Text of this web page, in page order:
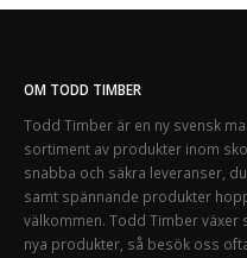
OM TODD TIMBER
Todd Timber är en ny svensk
sortiment av produkter inom
snabba och säkra leveranser,
samt spännande produkter
välkommen. Todd Timber växer
nya produkter, så besök oss